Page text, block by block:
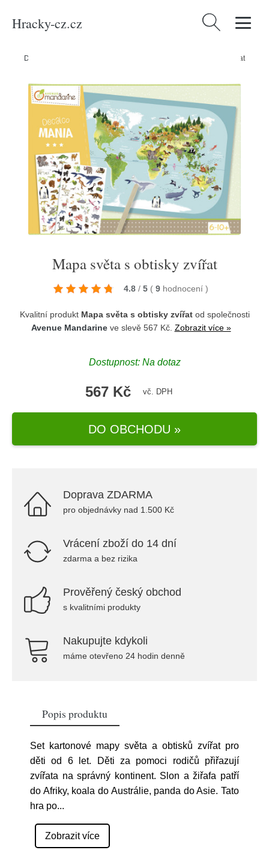
Hracky-cz.cz Vyhledávání
Domů Mapa světa s obtisky zvířat
Mapa světa s obtisky zvířat
4.8 / 5 ( 9 hodnocení )
Kvalitní produkt Mapa světa s obtisky zvířatod společnosti
Avenue Mandarineve slevě 567 Kč. Zobrazit více »
Dostupnost: Na dotaz
567 Kč vč. DPH
DO OBCHODU »
Doprava ZDARMA
pro objednávky nad 1.500 Kč
Vrácení zboží do 14 dní
zdarma a bez rizika
Prověřený český obchod
s kvalitními produkty
Nakupujte kdykoli
máme otevřeno 24 hodin denně
Popis produktu
Set kartonové mapy světa a obtisků zvířat pro
děti od 6 let. Děti za pomoci rodičů přiřazují
zvířata na správný kontinent. Slon a žiřafa patří
do Afriky, koala do Austrálie, panda do Asie. Tato
hra po...
Zobrazit více